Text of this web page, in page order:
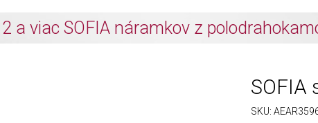
THOMAS SABO: Zbierajte a ušetrite Zistiť viac
SOFIA
SKU: